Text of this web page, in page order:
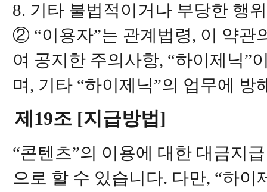
8. 기타 불법적이거나 부당한 행위
② “이용자”는 관계법령, 이 약관
여 공지한 주의사항, “하이제닉”
며, 기타 “하이제닉”의 업무에
제19조 [지급방법]
“콘텐츠”의 이용에 대한 대금지
으로 할 수 있습니다. 다만, “하